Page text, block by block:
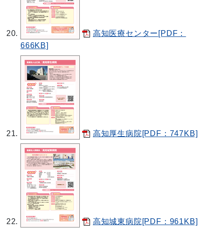
高知医療センター[PDF：
666KB]
高知厚生病院[PDF：747KB]
高知城東病院[PDF：961KB]